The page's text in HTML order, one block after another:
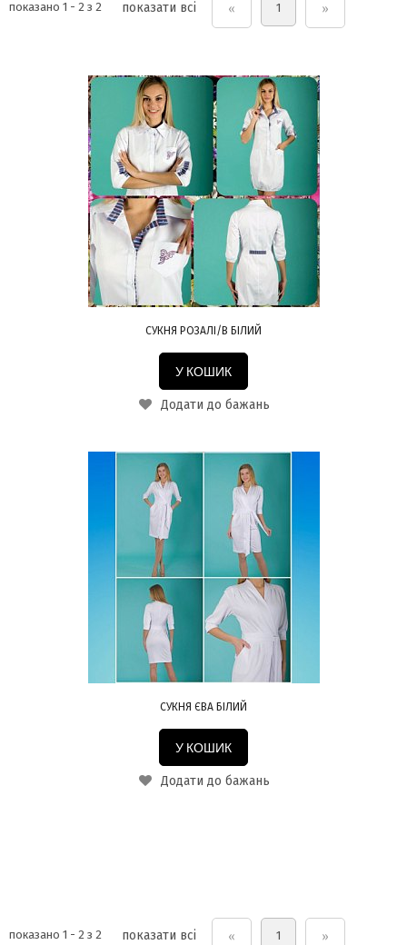
показано 1 - 2 з 2 показати всі « 1 »
СУКНЯ РОЗАЛІ/В БІЛИЙ
У КОШИК
Додати до бажань
СУКНЯ ЄВА БІЛИЙ
У КОШИК
Додати до бажань
показано 1 - 2 з 2 показати всі « 1 »